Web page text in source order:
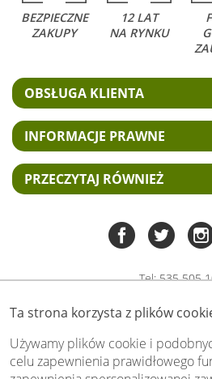
Ta strona korzysta z plików
Używamy plików cookie i
celu zapewnienia prawidłowego
BEZPIECZNE
ZAKUPY
12 LAT
NA RYNKU
OBSŁUGA KLIENTA
INFORMACJE PRAWNE
PRZECZYTAJ RÓWNIEŻ
Tel:535 505
biuro@swiat-
Copyright by swiat-
Wszelkie prawa